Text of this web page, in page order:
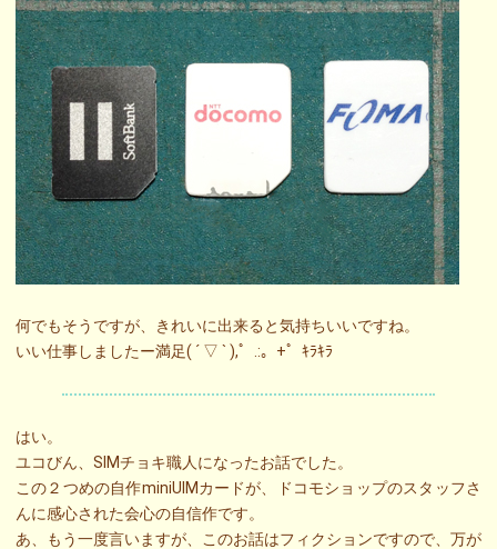
何でもそうですが、きれいに出来ると気持ちいいですね。
いい仕事しましたー満足( ´ ▽ ` ),゜.:。+゜ｷﾗｷﾗ
はい。
ユコびん、SIMチョキ職人になったお話でした。
この２つめの自作miniUIMカードが、ドコモショップのスタッフさ
んに感心された会心の自信作です。
あ、もう一度言いますが、このお話はフィクションですので、万が